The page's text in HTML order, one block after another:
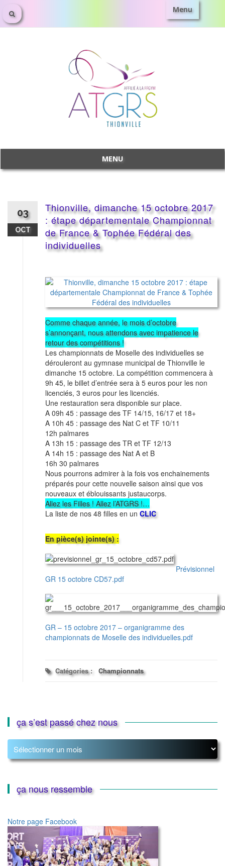
Menu
Aller
MENU
Aller
03
OCT
Thionville, dimanche 15 octobre 2017
: étape départementale Championnat
de France & Tophée Fédéral des
individuelles
Comme chaque année, le mois d’octobre
s’annonçant, nous attendons avec impatience le
retour des compétitions !
Les championnats de Moselle des individuelles se
dérouleront au gymnase municipal de Thionville le
dimanche 15 octobre. La compétition commencera à
9h 45, le billet d’entrée sera à 5 euros pour les non
licenciés, 3 euros pour les licenciés.
Une restauration sera disponible sur place.
A 09h 45 : passage des TF 14/15, 16/17 et 18+
A 10h 45 : passage des Nat C et TF 10/11
12h palmares
A 13h 15 : passage des TR et TF 12/13
A 14h 15 : passage des Nat A et B
16h 30 palmares
Nous pourrons admirer à la fois vos enchainements
préparés pour cette nouvelle saison ainsi que vos
nouveaux et éblouissants justaucorps.
Allez les Filles ! Allez l’ATGRS !…
La liste de nos 48 filles en un CLIC
En pièce(s) jointe(s) :
Prévisionnel
GR 15 octobre CD57.pdf
GR – 15 octobre 2017 – organigramme des
championnats de Moselle des individuelles.pdf
Catégories : Championnats
ça s’est passé chez nous
ça
s’est
passé
nousça nous ressemble
Notre page Facebook